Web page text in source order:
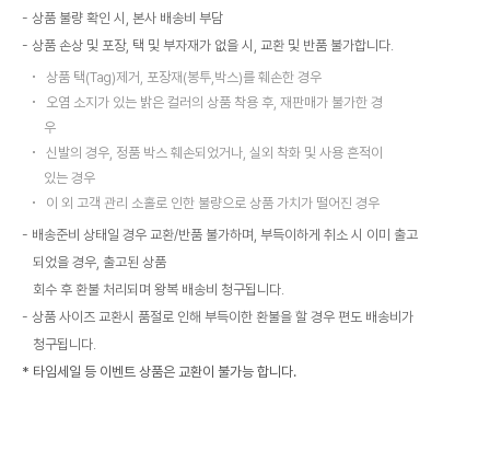
상품 불량 확인 시, 본사 배송비 부담
상품 손상 및 포장, 택 및 부자재가 없을 시, 교환 및 반품 불가합니다.
상품 택(Tag)제거, 포장재(봉투,박스)를 훼손한 경우
오염 소지가 있는 밝은 컬러의 상품 착용 후, 재판매가 불가한 경
우
신발의 경우, 정품 박스 훼손되었거나, 실외 착화 및 사용 흔적이
있는 경우
이 외 고객 관리 소홀로 인한 불량으로 상품 가치가 떨어진 경우
배송준비 상태일 경우 교환/반품 불가하며, 부득이하게 취소 시 이미 출고
되었을 경우, 출고된 상품
회수 후 환불 처리되며 왕복 배송비 청구됩니다.
상품 사이즈 교환시 품절로 인해 부득이한 환불을 할 경우 편도 배송비가
청구됩니다.
* 타임세일 등 이벤트 상품은 교환이 불가능 합니다.